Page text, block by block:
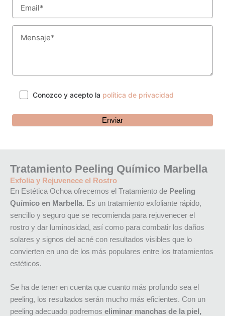
Conozco y acepto la política de privacidad
Tratamiento Peeling Químico Marbella
Exfolia y Rejuvenece el Rostro
En Estética Ochoa ofrecemos el Tratamiento de Peeling
Químico en Marbella. Es un tratamiento exfoliante rápido,
sencillo y seguro que se recomienda para rejuvenecer el
rostro y dar luminosidad, así como para combatir los daños
solares y signos del acné con resultados visibles que lo
convierten en uno de los más populares entre los tratamientos
estéticos.
Se ha de tener en cuenta que cuanto más profundo sea el
peeling, los resultados serán mucho más eficientes. Con un
peeling adecuado podremos eliminar manchas de la piel,